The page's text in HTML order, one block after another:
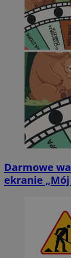
Darmowe
ekranie